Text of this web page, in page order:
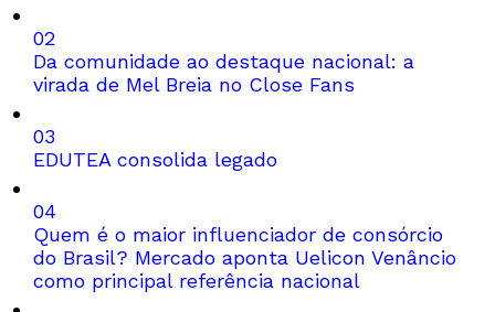
02
Da comunidade ao destaque nacional: a
virada de Mel Breia no Close Fans
03
EDUTEA consolida legado
04
Quem é o maior influenciador de consórcio
do Brasil? Mercado aponta Uelicon Venâncio
como principal referência nacional